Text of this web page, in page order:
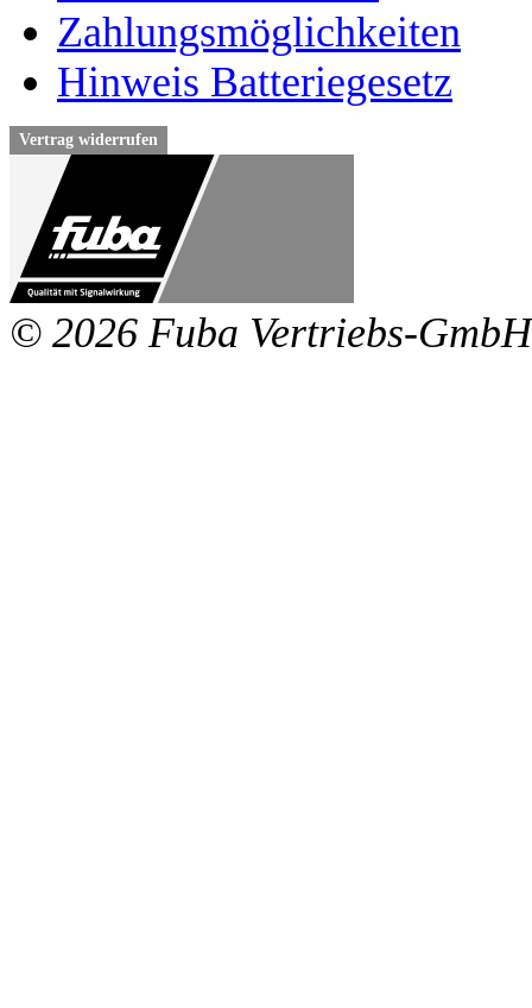
Zahlungsmöglichkeiten
Hinweis Batteriegesetz
Vertrag widerrufen
© 2026 Fuba Vertriebs-GmbH